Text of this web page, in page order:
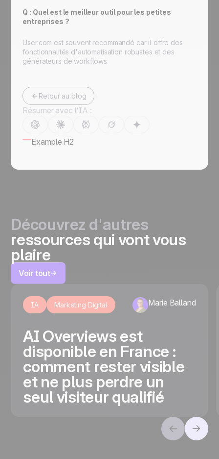
Retour au blog
Résumer avec l'IA :
Example H2
Q : Quel est le meilleur outil pour les petites
entreprises ?
User.com est souvent recommandé car il offre des
fonctionnalités d'automatisation robustes et des
générateurs de workflows
Découvrez d'autres
ressources qui vont vous
plaire
Voir tout
IA Marketing Digital Marie Balland
AI Overviews est
disponible en France :
comment rester visible
et ne plus perdre un
seul visiteur qualifié